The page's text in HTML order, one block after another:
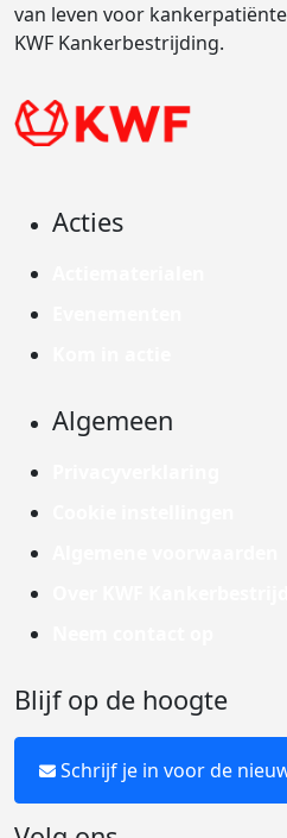
van leven voor
KWF Kankerbestrijding.
Acties
Algemeen
Blijf op de hoogte
Schrijf je in voor de